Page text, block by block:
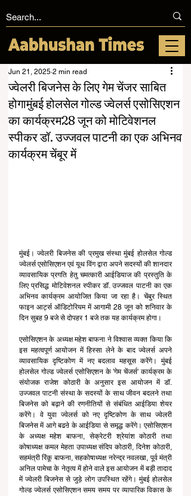
ज्वेलरी बिजनेस के लिए गेम चेंजर साबित
होगामुंबई होलसेल गोल्ड ज्वेलर्स एसोसिएशन
का कार्यक्रम28 जून को मोटिवेशनल
स्पीकर डॉ. उज्जवल पाटनी का एक अभिनव
कार्यक्रम चेंबूर में
Jun 21, 2025 2 min read
मुंबई। ज्वेलरी बिजनेस की प्रमुख संस्था मुंबई होलसेल गोल्ड
ज्वेलर्स एसोसिएशन एवं यूथ विंग द्वारा अपने सदस्यों की शानदार
व्यावसायिक प्रगति हेतु चमत्कारी आईडियाज की प्रस्तुति के
लिए प्रसिद्ध मोटिवेशनल स्पीकर डॉ. उज्जवल पाटनी का एक
अभिनव कार्यक्रम आयोजित किया जा रहा है। चेंबुर स्थित
फाइन आर्ट्स ऑडिटोरियम में आगामी 28 जून को शनिवार के
दिन सुबह 9 बजे से दोपहर 1 बजे तक यह कार्यक्रम होगा।
एसोसिएशन के अध्यक्ष महेश बाफना ने विश्वास व्यक्त किया कि
इस महत्वपूर्ण आयोजन में हिस्सा लेने के बाद ज्वेलर्स अपने
व्यावसायिक दृष्टिकोण में नए बदलाव महसूस करेंगे। मुंबई
होलसेल गोल्ड ज्वेलर्स एसोसिएशन के 'गेम चेंजर्स' कार्यक्रम के
संयोजक राजेश कोठारी के अनुसार इस आयोजन में डॉ.
उज्जवल पाटनी संस्था के सदस्यों के साथ जीवन बदलने तथा
बिजनेस को बढ़ाने की रणनीतियों से संबंधित आईडिया शेयर
करेंगे। वे युवा ज्वेलर्स को नए दृष्टिकोण के साथ ज्वेलरी
बिजनेस में आगे बढऩे के आईडिया से समृद्ध करेंगे। एसोसिएशन
के अध्यक्ष महेश बाफना, सेक्रेटरी श्रेयांश कोठारी तथा
कोषाध्यक्ष कमल मेहता उपाध्यक्ष संदिप कोठारी, दिनेश कोठारी,
सहमंत्री रिंकू बाफना, सहकोषाध्यक्ष नरेन्द्र नवलखा, पूर्व मंत्री
अनिल पामेचा के नेतृत्व में होने वाले इस आयोजन में बड़ी तादाद
में ज्वेलरी बिजनेस से जुड़े लोग उपस्थित रहेंगे। मुंबई होलसेल
गोल्ड ज्वेलर्स एसोसिएशन समय समय पर व्यापारिक विकास के